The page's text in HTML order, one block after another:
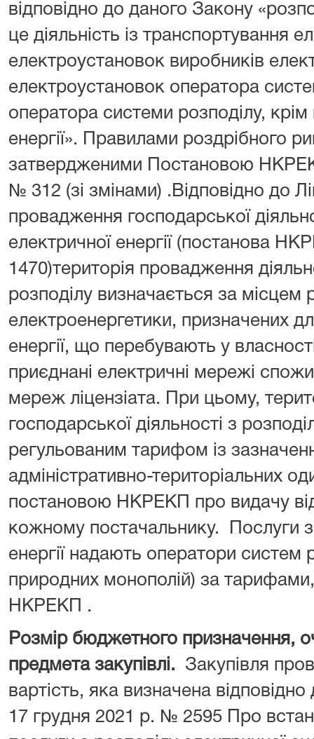
відповідно до даного Закону
це діяльність із транспортування
електроустановок виробників
електроустановок оператора
оператора системи розподілу,
енергії». Правилами роздрібного
затвердженими Постановою
№ 312 (зі змінами) .Відповідно до
провадження господарської
електричної енергії (постанова
1470)територія провадження
розподілу визначається за місцем
електроенергетики, призначених
енергії, що перебувають у
приєднані електричні мережі
мереж ліцензіата. При цьому,
господарської діяльності з
регульованим тарифом із
адміністративно-територіальних
постановою НКРЕКП про видачу
кожному постачальнику. Послуги з
енергії надають оператори систем
природних монополій) за
НКРЕКП .
Розмір бюджетного призначення,
предмета закупівлі. Закупівля
вартість, яка визначена
17 грудня 2021 р. № 2595 Про